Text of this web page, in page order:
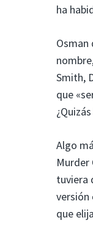
ha
Osman
Smith,
que
Algo
Murder
tuviera
versión
que